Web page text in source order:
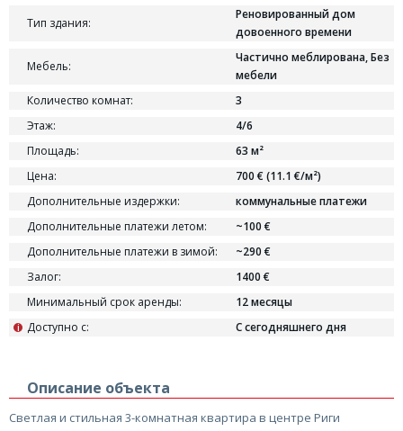
Тип здания:
Реновированный дом
довоенного времени
Мебель:
Частично меблирована, Без
мебели
Количество комнат:
3
Этаж:
4/6
Площадь:
63 м²
Цена:
700 € (11.1 €/м²)
Дополнительные издержки:
коммунальные платежи
Дополнительные платежи летом:
~100 €
Дополнительные платежи в зимой:
~290 €
Залог:
1400 €
Минимальный срок аренды:
12 месяцы
Доступно с:
i С сегодняшнего дня
Описание объекта
Светлая и стильная 3-комнатная квартира в центре Риги